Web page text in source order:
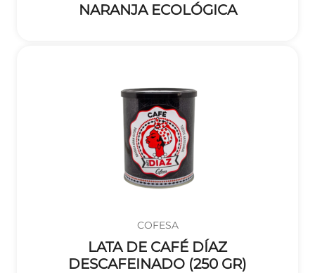
NARANJA ECOLÓGICA
COFESA
LATA DE CAFÉ DÍAZ
DESCAFEINADO (250 GR)